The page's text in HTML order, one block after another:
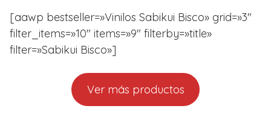
[aawp bestseller=»Vinilos Sabikui Bisco» grid=»3″
filter_items=»10″ items=»9″ filterby=»title»
filter=»Sabikui Bisco»]
Ver más productos